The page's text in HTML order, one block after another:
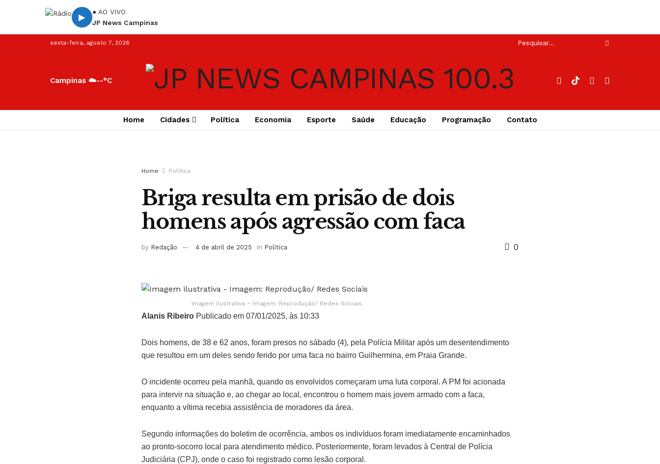
▶
● AO VIVO
JP News Campinas
sexta-feira, agosto 7, 2026
Campinas ☁️--°C
Home Cidades Política Economia Esporte Saúde Educação Programação Contato
Home Política
Briga resulta em prisão de dois
homens após agressão com faca
by Redação 4 de abril de 2025 in Política 0
Imagem ilustrativa – Imagem: Reprodução/ Redes Sociais
Alanis Ribeiro Publicado em 07/01/2025, às 10:33
Dois homens, de 38 e 62 anos, foram presos no sábado (4), pela Polícia Militar após um desentendimento
que resultou em um deles sendo ferido por uma faca no bairro Guilhermina, em Praia Grande.
O incidente ocorreu pela manhã, quando os envolvidos começaram uma luta corporal. A PM foi acionada
para intervir na situação e, ao chegar ao local, encontrou o homem mais jovem armado com a faca,
enquanto a vítima recebia assistência de moradores da área.
Segundo informações do boletim de ocorrência, ambos os indivíduos foram imediatamente encaminhados
ao pronto-socorro local para atendimento médico. Posteriormente, foram levados à Central de Polícia
Judiciária (CPJ), onde o caso foi registrado como lesão corporal.